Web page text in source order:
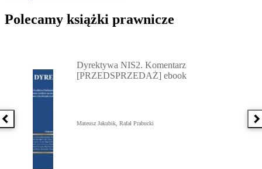
Polecamy książki prawnicze
Poprzednia książka
Dyrektywa NIS2. Komentarz
[PRZEDSPRZEDAŻ] ebook
Mateusz Jakubik, Rafał Prabucki